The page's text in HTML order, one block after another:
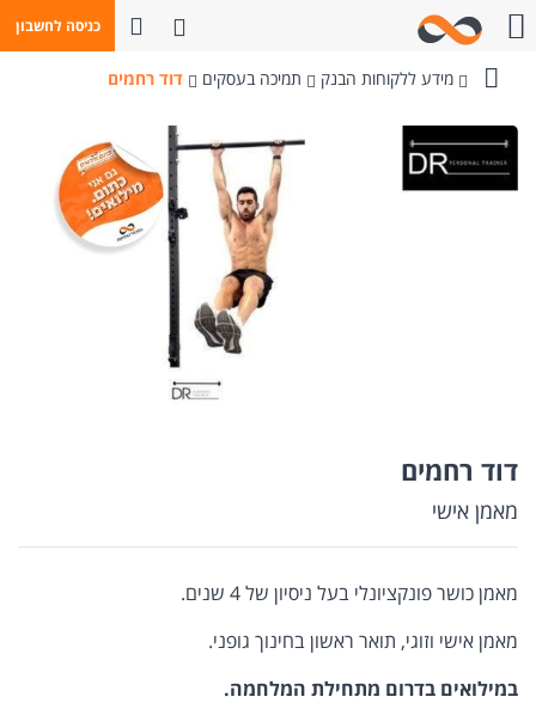
כניסה לחשבון
פתח חיפושחייגו אלינו
מזרחי-טפחות
מידע ללקוחות הבנק תמיכה בעסקים דוד רחמים
דוד רחמים
מאמן אישי
מאמן כושר פונקציונלי בעל ניסיון של 4 שנים.
מאמן אישי וזוגי, תואר ראשון בחינוך גופני.
במילואים בדרום מתחילת המלחמה.